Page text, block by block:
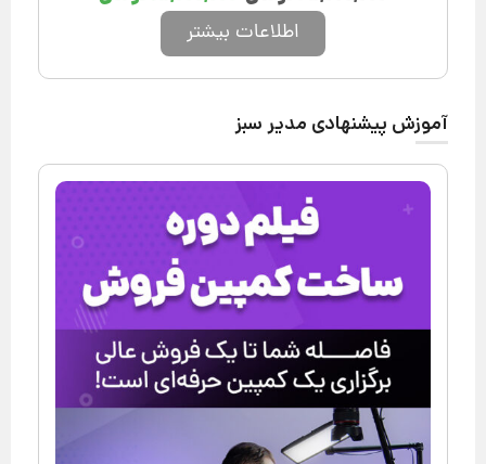
اطلاعات بیشتر
آموزش پیشنهادی مدیر سبز